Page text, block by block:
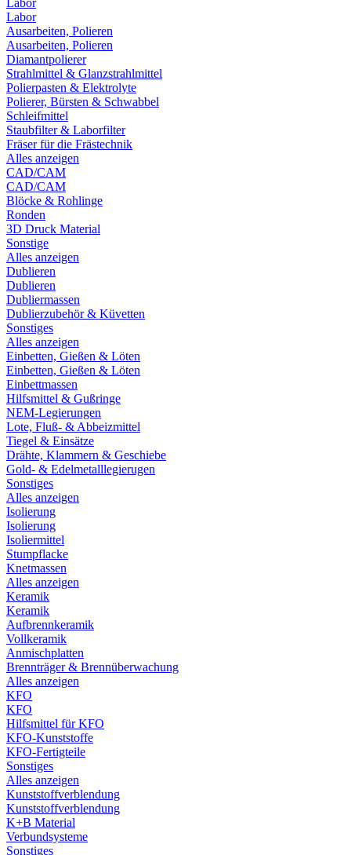
Labor
Labor
Ausarbeiten, Polieren
Ausarbeiten, Polieren
Diamantpolierer
Strahlmittel & Glanzstrahlmittel
Polierpasten & Elektrolyte
Polierer, Bürsten & Schwabbel
Schleifmittel
Staubfilter & Laborfilter
Fräser für die Frästechnik
Alles anzeigen
CAD/CAM
CAD/CAM
Blöcke & Rohlinge
Ronden
3D Druck Material
Sonstige
Alles anzeigen
Dublieren
Dublieren
Dubliermassen
Dublierzubehör & Küvetten
Sonstiges
Alles anzeigen
Einbetten, Gießen & Löten
Einbetten, Gießen & Löten
Einbettmassen
Hilfsmittel & Gußringe
NEM-Legierungen
Lote, Fluß- & Abbeizmittel
Tiegel & Einsätze
Drähte, Klammern & Geschiebe
Gold- & Edelmetalllegierugen
Sonstiges
Alles anzeigen
Isolierung
Isolierung
Isoliermittel
Stumpflacke
Knetmassen
Alles anzeigen
Keramik
Keramik
Aufbrennkeramik
Vollkeramik
Anmischplatten
Brennträger & Brennüberwachung
Alles anzeigen
KFO
KFO
Hilfsmittel für KFO
KFO-Kunststoffe
KFO-Fertigteile
Sonstiges
Alles anzeigen
Kunststoffverblendung
Kunststoffverblendung
K+B Material
Verbundsysteme
Sonstiges